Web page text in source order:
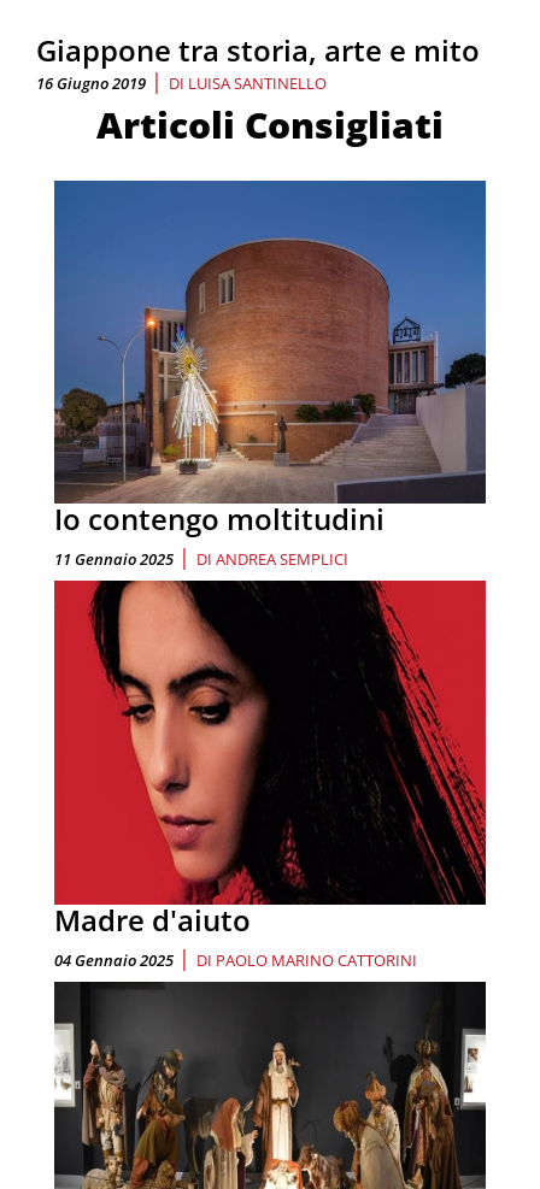
Giappone tra storia, arte e mito
16 Giugno 2019 | DI LUISA SANTINELLO
Articoli Consigliati
Io contengo moltitudini
11 Gennaio 2025 | DI ANDREA SEMPLICI
Madre d'aiuto
04 Gennaio 2025 | DI PAOLO MARINO CATTORINI